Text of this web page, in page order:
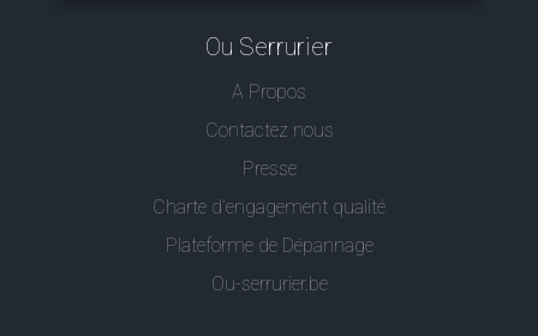
Ou Serrurier
A Propos
Contactez nous
Presse
Charte d’engagement qualité
Plateforme de Dépannage
Ou-serrurier.be